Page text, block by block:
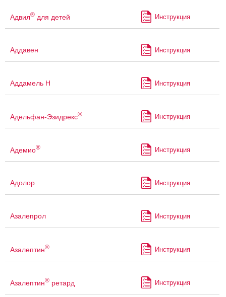
Адвил® для детей Инструкция
Аддавен Инструкция
Аддамель Н Инструкция
Адельфан-Эзидрекс® Инструкция
Адемио® Инструкция
Адолор Инструкция
Азалепрол Инструкция
Азалептин® Инструкция
Азалептин® ретард Инструкция